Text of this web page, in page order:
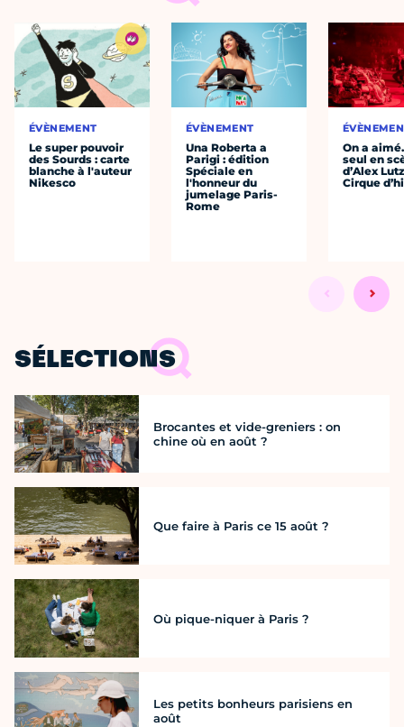
ÉVÈNEMENT
Le super pouvoir
des Sourds : carte
blanche à l'auteur
Nikesco
ÉVÈNEMENT
Una Roberta a
Parigi : édition
Spéciale en
l'honneur du
jumelage Paris-
Rome
On a
seul en
d’Alex
Cirque
SÉLECTIONS
Brocantes et vide-greniers : on
chine où en août ?
Que faire à Paris ce 15 août ?
Où pique-niquer à Paris ?
Les petits bonheurs parisiens en
août